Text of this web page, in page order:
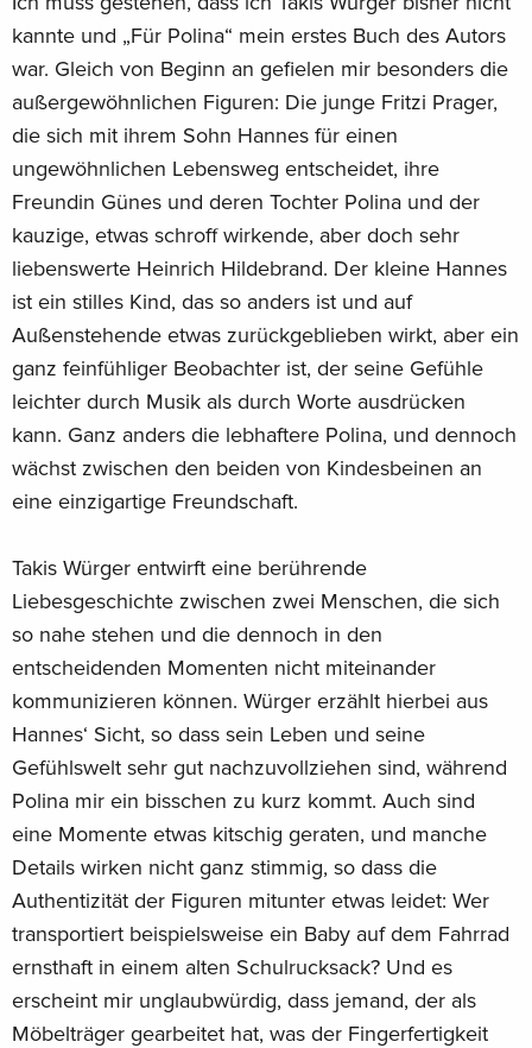
kannte und „Für Polina“ mein erstes Buch des Autors
war. Gleich von Beginn an gefielen mir besonders die
außergewöhnlichen Figuren: Die junge Fritzi Prager,
die sich mit ihrem Sohn Hannes für einen
ungewöhnlichen Lebensweg entscheidet, ihre
Freundin Günes und deren Tochter Polina und der
kauzige, etwas schroff wirkende, aber doch sehr
liebenswerte Heinrich Hildebrand. Der kleine Hannes
ist ein stilles Kind, das so anders ist und auf
Außenstehende etwas zurückgeblieben wirkt, aber ein
ganz feinfühliger Beobachter ist, der seine Gefühle
leichter durch Musik als durch Worte ausdrücken
kann. Ganz anders die lebhaftere Polina, und dennoch
wächst zwischen den beiden von Kindesbeinen an
eine einzigartige Freundschaft.
Takis Würger entwirft eine berührende
Liebesgeschichte zwischen zwei Menschen, die sich
so nahe stehen und die dennoch in den
entscheidenden Momenten nicht miteinander
kommunizieren können. Würger erzählt hierbei aus
Hannes‘ Sicht, so dass sein Leben und seine
Gefühlswelt sehr gut nachzuvollziehen sind, während
Polina mir ein bisschen zu kurz kommt. Auch sind
eine Momente etwas kitschig geraten, und manche
Details wirken nicht ganz stimmig, so dass die
Authentizität der Figuren mitunter etwas leidet: Wer
transportiert beispielsweise ein Baby auf dem Fahrrad
ernsthaft in einem alten Schulrucksack? Und es
erscheint mir unglaubwürdig, dass jemand, der als
Möbelträger gearbeitet hat, was der Fingerfertigkeit